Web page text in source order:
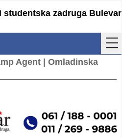
studentska zadruga Bulevar
PočetnaAgent | Omladinska